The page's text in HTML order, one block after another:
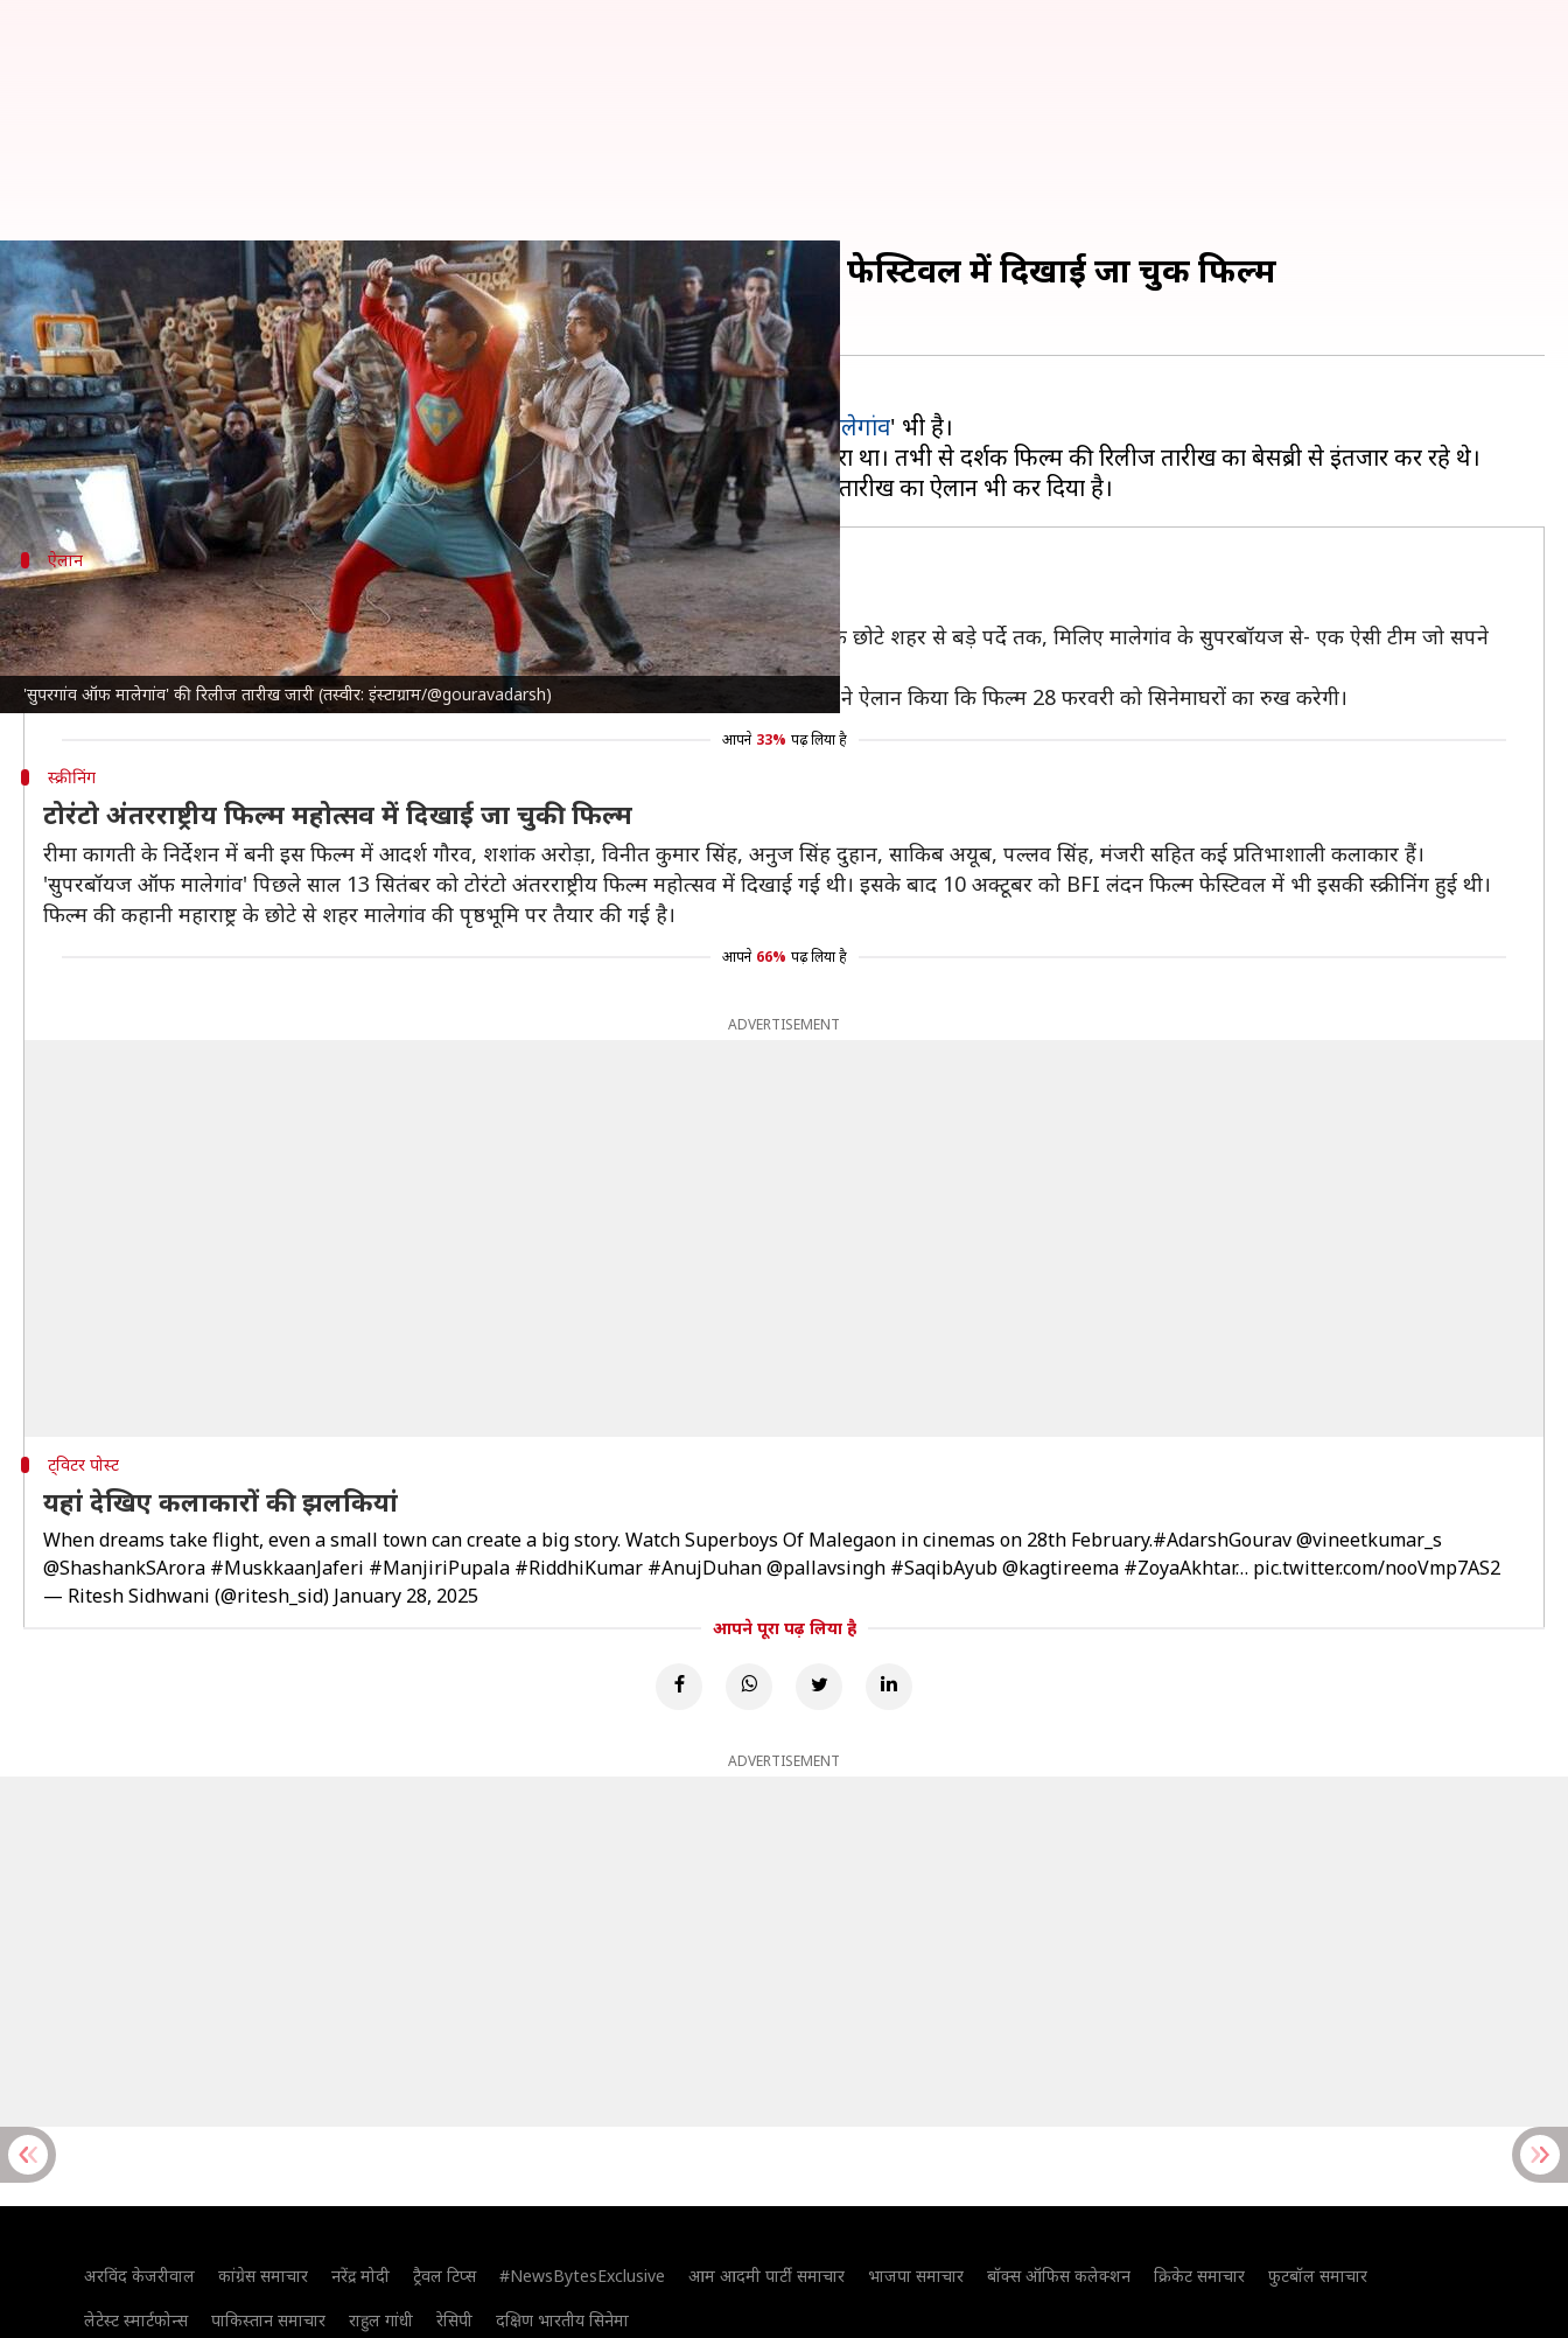
'सुपरगांव ऑफ मालेगांव' की रिलीज तारीख जारी (तस्वीर: इंस्टाग्राम/@gouravadarsh)
'सुपरबॉयज ऑफ मालेगांव' की रिलीज तारीख जारी, टोरंटाे फिल्म फेस्टिवल में दिखाई जा चुकी फिल्म
लेखन नेहा शर्मा Jan 28, 2025 12:03 pm
क्या है खबर?
आने वाले दिनों में कई फिल्में दर्शकों का मनोरंजन करती दिखेंगी, जिनमें से एक 'सुपरबॉयज ऑफ मालेगांव' भी है।
पिछले साल सितंबर में इस
फिल्म का ट्रेलर रिलीज किया गया था, जो दर्शकों की कसौटी पर खरा उतरा था। तभी से दर्शक फिल्म की रिलीज तारीख का बेसब्री से इंतजार कर रहे थे।
ऐलान
28 फरवरी को रिलीज हो रही फिल्म
यह फिल्म सिनेमाघरों के बाद अमेजन प्राइम वीडियो पर आएगी। प्राइम वीडियो ने अपने पाेस्ट में लिखा, 'एक छोटे शहर से बड़े पर्दे तक, मिलिए मालेगांव के सुपरबॉयज से- एक ऐसी टीम जो सपने
देखने की हिम्मत रखती है और उसे पूरा करने का साहस करती है।'
फिल्म सेआदर्श गौरवसमेत सभी कलाकारों की नई झलकियां सामने आई हैं। इसी के साथ OTT प्लेटफॉर्म ने ऐलान किया कि फिल्म 28 फरवरी को सिनेमाघरों का रुख करेगी।
आपने 33% पढ़ लिया है
स्क्रीनिंग
टोरंटाे अंतरराष्ट्रीय फिल्म महोत्सव में दिखाई जा चुकी फिल्म
रीमा कागती के निर्देशन में बनी इस फिल्म में आदर्श गौरव, शशांक अरोड़ा, विनीत कुमार सिंह, अनुज सिंह दुहान, साकिब अयूब, पल्लव सिंह, मंजरी सहित कई प्रतिभाशाली कलाकार हैं।
'सुपरबॉयज ऑफ मालेगांव' पिछले साल 13 सितंबर को टोरंटाे अंतरराष्ट्रीय फिल्म महोत्सव में दिखाई गई थी। इसके बाद 10 अक्टूबर को BFI लंदन फिल्म फेस्टिवल में भी इसकी स्क्रीनिंग हुई थी।
फिल्म की कहानी महाराष्ट्र के छोटे से शहर मालेगांव की पृष्ठभूमि पर तैयार की गई है।
आपने 66% पढ़ लिया है
ADVERTISEMENT
ट्विटर पोस्ट
यहां देखिए कलाकारों की झलकियां
When dreams take flight, even a small town can create a big story. Watch Superboys Of Malegaon in cinemas on 28th February.#AdarshGourav@vineetkumar_s
@ShashankSArora #MuskkaanJaferi #ManjiriPupala #RiddhiKumar #AnujDuhan@pallavsingh #SaqibAyub@kagtireema #ZoyaAkhtar… pic.twitter.com/nooVmp7AS2
— Ritesh Sidhwani (@ritesh_sid) January 28, 2025
आपने पूरा पढ़ लिया है
ADVERTISEMENT
अरविंद केजरीवाल कांग्रेस समाचार नरेंद्र मोदी ट्रैवल टिप्स #NewsBytesExclusive आम आदमी पार्टी समाचार भाजपा समाचार बॉक्स ऑफिस कलेक्शन क्रिकेट समाचार
फुटबॉल समाचार
लेटेस्ट स्मार्टफोन्स
पाकिस्तान समाचार राहुल गांधी रेसिपी दक्षिण भारतीय सिनेमा